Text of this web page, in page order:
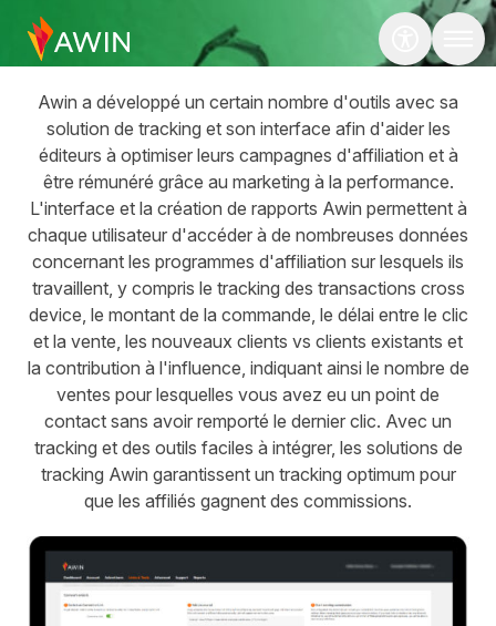
Hero
Tools
Awin a développé un certain nombre d'outils avec sa
solution de tracking et son interface afin d'aider les
éditeurs à optimiser leurs campagnes d'affiliation et à
être rémunéré grâce au marketing à la performance.
L'interface et la création de rapports Awin permettent à
chaque utilisateur d'accéder à de nombreuses données
concernant les programmes d'affiliation sur lesquels ils
travaillent, y compris le tracking des transactions cross
device, le montant de la commande, le délai entre le clic
et la vente, les nouveaux clients vs clients existants et
la contribution à l'influence, indiquant ainsi le nombre de
ventes pour lesquelles vous avez eu un point de
contact sans avoir remporté le dernier clic. Avec un
tracking et des outils faciles à intégrer, les solutions de
tracking Awin garantissent un tracking optimum pour
que les affiliés gagnent des commissions.